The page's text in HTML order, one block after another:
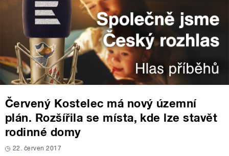
Červený Kostelec má nový územní
plán. Rozšířila se místa, kde lze stavět
rodinné domy
22. červen 2017